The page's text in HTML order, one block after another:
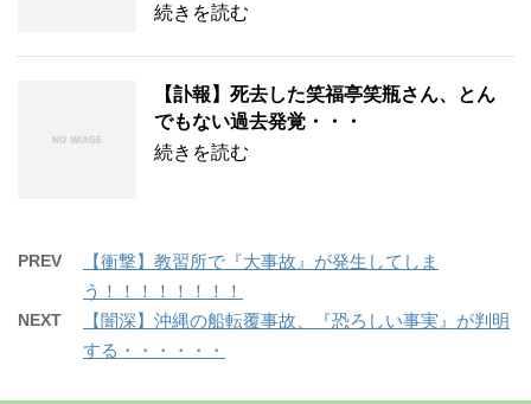
続きを読む
【訃報】死去した笑福亭笑瓶さん、とん
でもない過去発覚・・・
続きを読む
PREV
【衝撃】教習所で『大事故』が発生してしま
う！！！！！！！！
NEXT
【闇深】沖縄の船転覆事故、『恐ろしい事実』が判明
する・・・・・・